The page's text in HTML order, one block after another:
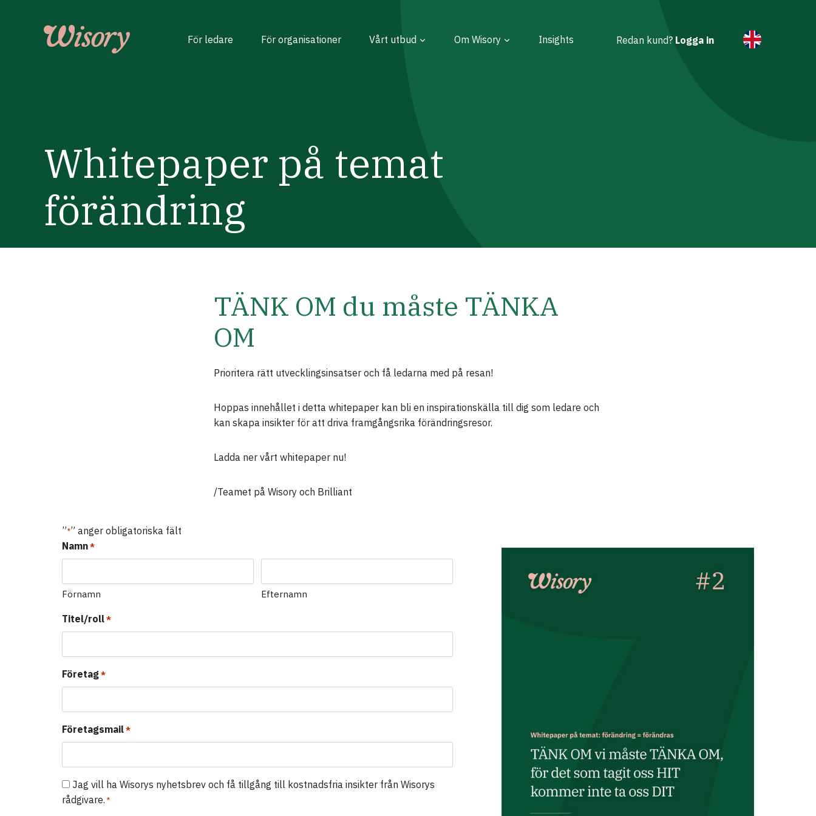
För ledare För organisationer Vårt utbud Om Wisory Insights Redan kund? Logga in
Whitepaper på temat
förändring
TÄNK OM du måste TÄNKA
OM
Prioritera rätt utvecklingsinsatser och få ledarna med på resan!
Hoppas innehållet i detta whitepaper kan bli en inspirationskälla till dig som ledare och
kan skapa insikter för att driva framgångsrika förändringsresor.
Ladda ner vårt whitepaper nu!
/Teamet på Wisory och Brilliant
”*” anger obligatoriska fält
Namn*
Förnamn Efternamn
Titel/roll*
Företag*
Företagsmail*
C
o
Jag vill ha Wisorys nyhetsbrev och få tillgång till kostnadsfria insikter från Wisorys
rådgivare. *